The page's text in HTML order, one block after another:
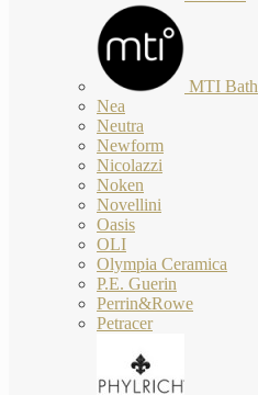
MTI Bath
Nea
Neutra
Newform
Nicolazzi
Noken
Novellini
Oasis
OLI
Olympia Ceramica
P.E. Guerin
Perrin&Rowe
Petracer